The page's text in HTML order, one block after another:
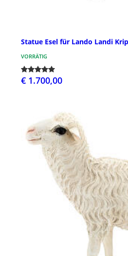
Statue Esel für Lando Landi
VORRÄTIG
€ 1.700,00